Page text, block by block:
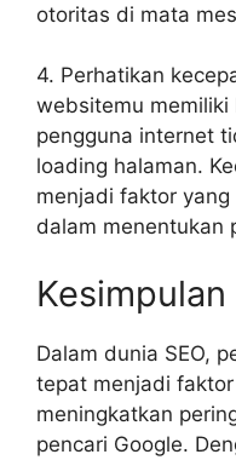
otoritas di mata
4. Perhatikan
websitemu
pengguna internet
loading halaman.
menjadi faktor
dalam menentukan
Kesimpulan
Dalam dunia SEO,
tepat menjadi
meningkatkan
pencari Google.